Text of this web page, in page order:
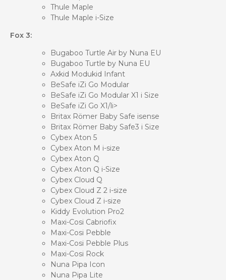
Thule Maple
Thule Maple i-Size
Fox 3:
Bugaboo Turtle Air by Nuna EU
Bugaboo Turtle by Nuna EU
Axkid Modukid Infant
BeSafe iZi Go Modular
BeSafe iZi Go Modular X1 i Size
BeSafe iZi Go X1/li>
Britax Römer Baby Safe isense
Britax Römer Baby Safe3 i Size
Cybex Aton 5
Cybex Aton M i-size
Cybex Aton Q
Cybex Aton Q i-Size
Cybex Cloud Q
Cybex Cloud Z 2 i-size
Cybex Cloud Z i-size
Kiddy Evolution Pro2
Maxi-Cosi Cabriofix
Maxi-Cosi Pebble
Maxi-Cosi Pebble Plus
Maxi-Cosi Rock
Nuna Pipa Icon
Nuna Pipa Lite